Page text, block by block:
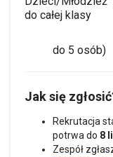
do całej klasy
do 5 osób)
Jak się
Rekrutacja
potrwa do 8
Zespół